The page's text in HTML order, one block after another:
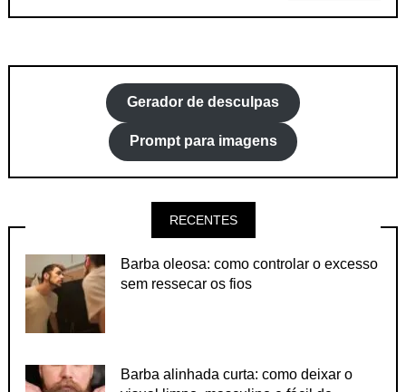
Gerador de desculpas
Prompt para imagens
RECENTES
Barba oleosa: como controlar o excesso
sem ressecar os fios
Barba alinhada curta: como deixar o